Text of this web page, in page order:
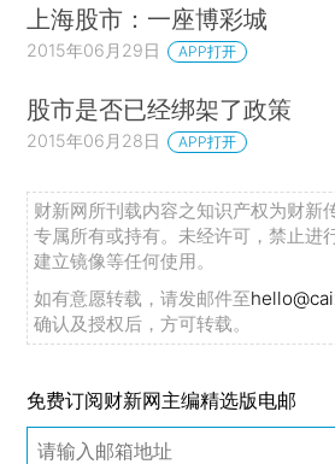
上海股市：一座博彩城
2015年06月29日 APP打开
股市是否已经绑架了政策
2015年06月28日 APP打开
财新网所刊载内容之知识产权为财新
专属所有或持有。未经许可，禁止进
建立镜像等任何使用。
如有意愿转载，请发邮件至
确认及授权后，方可转载。
免费订阅财新网主编精选版电邮